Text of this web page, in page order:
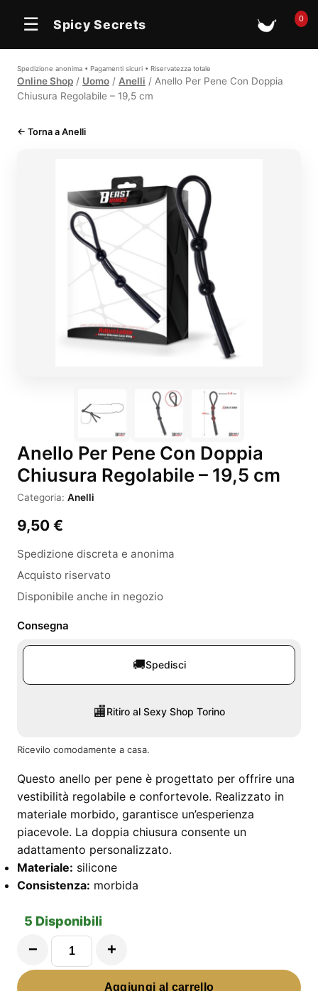
☰ Spicy Secrets 🛒0
Spedizione anonima • Pagamenti sicuri • Riservatezza totale
Online Shop / Uomo / Anelli / Anello Per Pene Con Doppia
Chiusura Regolabile – 19,5 cm
← Torna a Anelli
Anello Per Pene Con Doppia
Chiusura Regolabile – 19,5 cm
Categoria: Anelli
9,50 €
Spedizione discreta e anonima
Acquisto riservato
Disponibile anche in negozio
Consegna
🚚Spedisci
🏬Ritiro al Sexy Shop Torino
Ricevilo comodamente a casa.
Questo anello per pene è progettato per offrire una
vestibilità regolabile e confortevole. Realizzato in
materiale morbido, garantisce un’esperienza
piacevole. La doppia chiusura consente un
adattamento personalizzato.
Materiale: silicone
Consistenza: morbida
5 Disponibili
−
Anello
+
Aggiungi al carrello